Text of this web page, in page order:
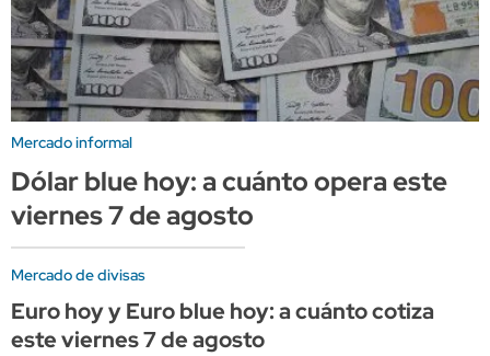
Mercado informal
Dólar blue hoy: a cuánto opera este
viernes 7 de agosto
Mercado de divisas
Euro hoy y Euro blue hoy: a cuánto cotiza
este viernes 7 de agosto